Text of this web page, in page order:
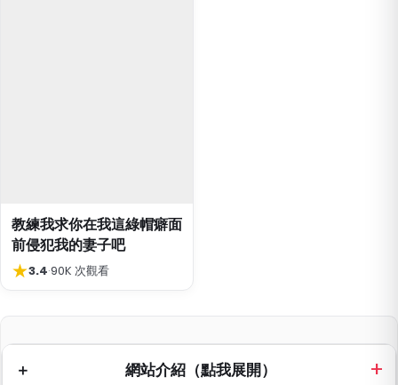
教練我求你在我這綠帽癖面
前侵犯我的妻子吧
★3.4·90K 次觀看
網站介紹（點我展開）